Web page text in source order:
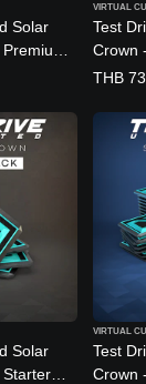
Solar
Test
Crown
Pack
anese
VIRTUAL
THB
Solar
Test
Crown
VIRTUAL